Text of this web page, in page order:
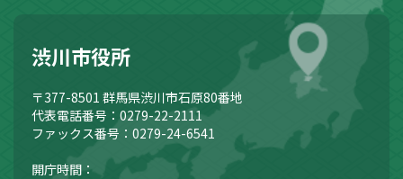
渋川市役所
〒377-8501 群馬県渋川市石原80番地
代表電話番号：0279-22-2111
ファックス番号：0279-24-6541
開庁時間：